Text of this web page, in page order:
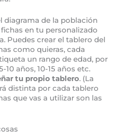
diagrama de la población
en tu personalizado
Puedes crear el tablero del
como quieras, cada
un rango de edad, por
años, 10-15 años etc.
tu propio tablero. (La
distinta por cada tablero
que vas a utilizar son las